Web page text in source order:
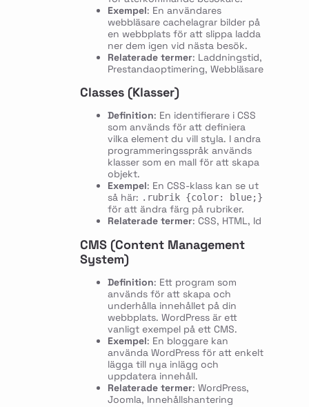
Exempel: En användares
webbläsare cachelagrar bilder på
en webbplats för att slippa ladda
ner dem igen vid nästa besök.
Relaterade termer: Laddningstid,
Prestandaoptimering, Webbläsare
Classes (Klasser)
Definition: En identifierare i CSS
som används för att definiera
vilka element du vill styla. I andra
programmeringsspråk används
klasser som en mall för att skapa
objekt.
Exempel: En CSS-klass kan se ut
så här: .rubrik {color: blue;}
för att ändra färg på rubriker.
Relaterade termer: CSS, HTML, Id
CMS (Content Management
System)
Definition: Ett program som
används för att skapa och
underhålla innehållet på din
webbplats. WordPress är ett
vanligt exempel på ett CMS.
Exempel: En bloggare kan
använda WordPress för att enkelt
lägga till nya inlägg och
uppdatera innehåll.
Relaterade termer: WordPress,
Joomla, Innehållshantering